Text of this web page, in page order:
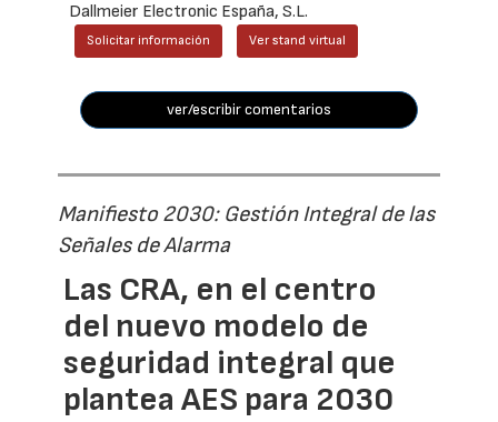
Dallmeier Electronic España, S.L.
Solicitar información Ver stand virtual
ver/escribir comentarios
Manifiesto 2030: Gestión Integral de las
Señales de Alarma
Las CRA, en el centro
del nuevo modelo de
seguridad integral que
plantea AES para 2030